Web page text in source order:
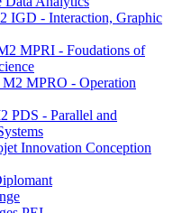
IGD - Interaction, Graphic
MPRI - Foudations of
MPRO - Operation
PDS - Parallel and
Innovation Conception